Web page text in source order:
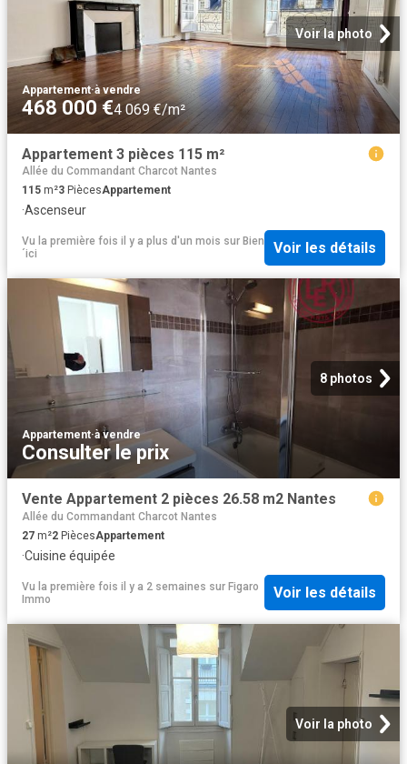
Voir la photo
Appartement·à vendre
468 000 €4 069 €/m²
Appartement 3 pièces 115 m²
Allée du Commandant Charcot Nantes
115 m²3 PiècesAppartement
·Ascenseur
Vu la première fois il y a plus d'un mois sur Bien
´ici
Voir les détails
8 photos
Appartement·à vendre
Consulter le prix
Vente Appartement 2 pièces 26.58 m2 Nantes
Allée du Commandant Charcot Nantes
27 m²2 PiècesAppartement
·Cuisine équipée
Vu la première fois il y a 2 semaines sur Figaro
Immo
Voir les détails
Voir la photo